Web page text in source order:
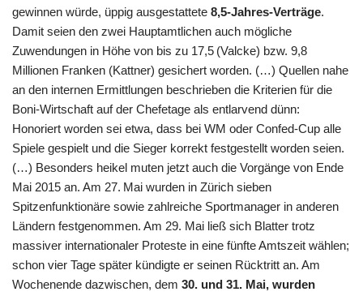
gewinnen würde, üppig ausgestattete 8,5-Jahres-Verträge.
Damit seien den zwei Hauptamtlichen auch mögliche
Zuwendungen in Höhe von bis zu 17,5 (Valcke) bzw. 9,8
Millionen Franken (Kattner) gesichert worden. (…) Quellen nahe
an den internen Ermittlungen beschrieben die Kriterien für die
Boni-Wirtschaft auf der Chefetage als entlarvend dünn:
Honoriert worden sei etwa, dass bei WM oder Confed-Cup alle
Spiele gespielt und die Sieger korrekt festgestellt worden seien.
(…) Besonders heikel muten jetzt auch die Vorgänge von Ende
Mai 2015 an. Am 27. Mai wurden in Zürich sieben
Spitzenfunktionäre sowie zahlreiche Sportmanager in anderen
Ländern festgenommen. Am 29. Mai ließ sich Blatter trotz
massiver internationaler Proteste in eine fünfte Amtszeit wählen;
schon vier Tage später kündigte er seinen Rücktritt an. Am
Wochenende dazwischen, dem 30. und 31. Mai, wurden